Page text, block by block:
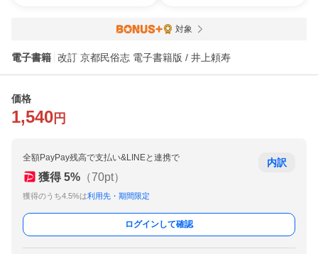
対象
電子書籍 改訂 京都民俗志 電子書籍版 / 井上頼寿
価格
1,540 円
全額PayPay残高で支払い&LINEと連携で
獲得 5% （70pt）
獲得のうち4.5%は利用先・期間限定
内訳
ログインして確認